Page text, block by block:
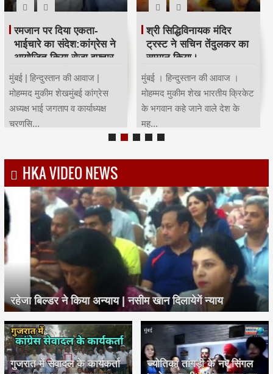
रमजान पर दिया एकता-
भाईचारे का संदेश:कांग्रेस ने
आयोजित किया रोजा इफ्तार
मुंबई | हिन्दुस्तान की आवाज |
मोहम्मद मुकीम शेखमुंबई कांग्रेस
अध्यक्ष भाई जगताप व कार्याध्यक्ष
चरणसि...
श्री सिद्धिविनायक मंदिर
ट्रस्ट ने सचिन तेंदुलकर का
सम्मान किया।
मुंबई । हिन्दुस्तान की आवाज ।
मोहम्मद मुकीम शेख भारतीय क्रिकेट
के भगवान कहे जाने वाले देश के
मह...
HKA VIDEO NEWS
रहेजा बिल्डर ने किया अन्याय | नसीम खान दिलायेगें न्याय
गुजरात में सेवादल के कार्यकर्ता
ज्योतिका तांगड़ी के नए सिंगल